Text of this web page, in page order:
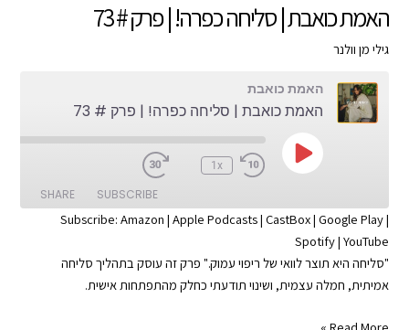
ראשון
יא
פרק
האמת כואבת | סליחה כפרה! | פרק # 73
גילי מן וולנר
האמת כואבת
האמת כואבת | סליחה כפרה! | פרק # 73
Play
Episode
1x
SUBSCRIBE
SHARE
Amazon
Google Play
SHARE
LINK
EMBED
Subscribe: Amazon | Apple Podcasts| CastBox| Google Play|
Spotify| YouTube
"סליחה היא תוצר לוואי של ריפוי עמוק." פרק זה עוסק בתהליך סליחה
אמיתית, חמלה עצמית, ושינוי תודעתי כחלק מהתפתחות אישית.
האמת